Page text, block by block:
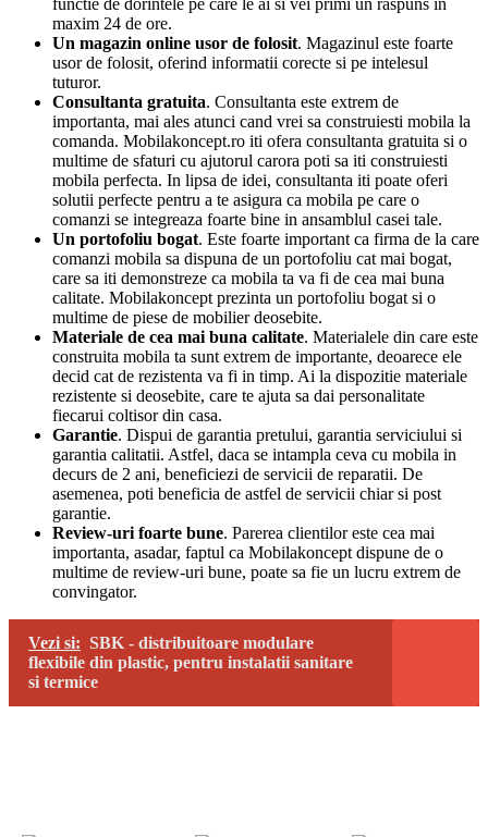
maxim 24 de ore.
Un magazin online usor de folosit. Magazinul este foarte
usor de folosit, oferind informatii corecte si pe intelesul
tuturor.
Consultanta gratuita. Consultanta este extrem de
importanta, mai ales atunci cand vrei sa construiesti mobila la
comanda. Mobilakoncept.ro iti ofera consultanta gratuita si o
multime de sfaturi cu ajutorul carora poti sa iti construiesti
mobila perfecta. In lipsa de idei, consultanta iti poate oferi
solutii perfecte pentru a te asigura ca mobila pe care o
comanzi se integreaza foarte bine in ansamblul casei tale.
Un portofoliu bogat. Este foarte important ca firma de la care
comanzi mobila sa dispuna de un portofoliu cat mai bogat,
care sa iti demonstreze ca mobila ta va fi de cea mai buna
calitate. Mobilakoncept prezinta un portofoliu bogat si o
multime de piese de mobilier deosebite.
Materiale de cea mai buna calitate. Materialele din care este
construita mobila ta sunt extrem de importante, deoarece ele
decid cat de rezistenta va fi in timp. Ai la dispozitie materiale
rezistente si deosebite, care te ajuta sa dai personalitate
fiecarui coltisor din casa.
Garantie. Dispui de garantia pretului, garantia serviciului si
garantia calitatii. Astfel, daca se intampla ceva cu mobila in
decurs de 2 ani, beneficiezi de servicii de reparatii. De
asemenea, poti beneficia de astfel de servicii chiar si post
garantie.
Review-uri foarte bune. Parerea clientilor este cea mai
importanta, asadar, faptul ca Mobilakoncept dispune de o
multime de review-uri bune, poate sa fie un lucru extrem de
convingator.
Vezi si: SBK - distribuitoare modulare
flexibile din plastic, pentru instalatii sanitare
si termice